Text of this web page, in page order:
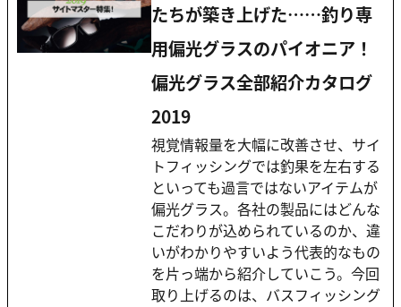
たちが築き上げた……釣り専
用偏光グラスのパイオニア！
偏光グラス全部紹介カタログ
2019
視覚情報量を大幅に改善させ、サイ
トフィッシングでは釣果を左右する
といっても過言ではないアイテムが
偏光グラス。各社の製品にはどんな
こだわりが込められているのか、違
いがわかりやすいよう代表的なもの
を片っ端から紹介していこう。今回
取り上げるのは、バスフィッシング